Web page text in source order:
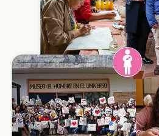
18 ASESORÍA EN
19 INTEGRACIONES
20 EXTRA VACACIONES
21 UNIVERSIDADES